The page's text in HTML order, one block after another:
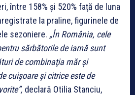
între 158% şi 520% faţă de luna
la praline, figurinele de
sezoniere. „În România, cele
sărbătorile de iarnă sunt
de combinaţia măr şi
cuişoare şi citrice este de
declară Otilia Stanciu,